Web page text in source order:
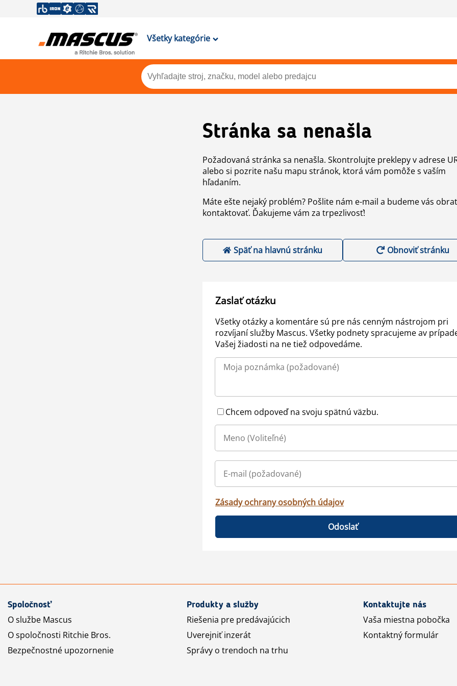
Všetky kategórie
Stránka sa nenašla
Požadovaná stránka sa nenašla. Skontrolujte preklepy v adrese
alebo si pozrite našu mapu stránok, ktorá vám pomôže s vaším
hľadaním.
Máte ešte nejaký problém? Pošlite nám e-mail a budeme vás
kontaktovať. Ďakujeme vám za trpezlivosť!
Späť na hlavnú stránku Obnoviť stránku
Zaslať otázku
Všetky otázky a komentáre sú pre nás cenným nástrojom pri
rozvíjaní služby Mascus. Všetky podnety spracujeme av
Vašej žiadosti na ne tiež odpovedáme.
Chcem odpoveď na svoju spätnú väzbu.
Zásady ochrany osobných údajov
Odoslať
Spoločnosť
O službe Mascus
O spoločnosti Ritchie Bros.
Bezpečnostné upozornenie
Produkty a služby
Riešenia pre predávajúcich
Uverejniť inzerát
Správy o trendoch na trhu
Kontaktujte nás
Vaša miestna pobočka
Kontaktný formulár